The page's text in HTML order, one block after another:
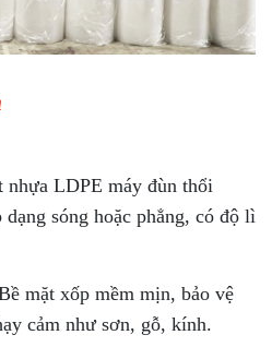
nhựa LDPE máy đùn thổi
dạng sóng hoặc phẳng, có độ lì
mặt xốp mềm mịn, bảo vệ
cảm như sơn, gỗ, kính.